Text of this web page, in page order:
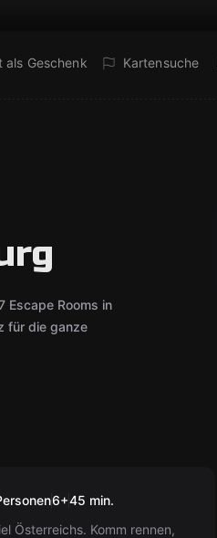
als Geschenk Kartensuche
Escape Rooms in
für die ganze
6+45 min.
Österreichs. Komm rennen,